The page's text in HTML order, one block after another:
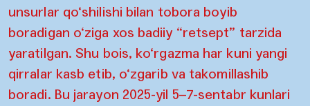
unsurlar qo‘shilishi bilan tobora boyib
boradigan o‘ziga xos badiiy “retsept” tarzida
yaratilgan. Shu bois, ko‘rgazma har kuni yangi
qirralar kasb etib, o‘zgarib va takomillashib
boradi. Bu jarayon 2025-yil 5–7-sentabr kunlari